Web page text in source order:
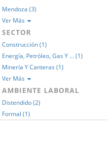
Mendoza (3)
Ver Más
SECTOR
Construcción (1)
Energía, Petróleo, Gas Y ... (1)
Minería Y Canteras (1)
Ver Más
AMBIENTE LABORAL
Distendido (2)
Formal (1)